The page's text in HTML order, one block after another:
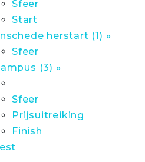
Sfeer
Start
herstart (1) »
Sfeer
(3) »
Sfeer
Prijsuitreiking
Finish